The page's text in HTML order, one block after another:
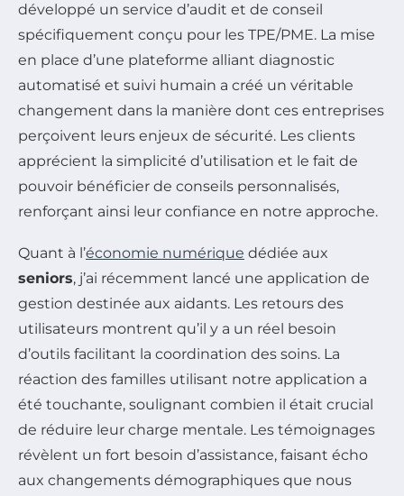
développé un service d’audit et de conseil
spécifiquement conçu pour les TPE/PME. La mise
en place d’une plateforme alliant diagnostic
automatisé et suivi humain a créé un véritable
changement dans la manière dont ces entreprises
perçoivent leurs enjeux de sécurité. Les clients
apprécient la simplicité d’utilisation et le fait de
pouvoir bénéficier de conseils personnalisés,
renforçant ainsi leur confiance en notre approche.
Quant à l’économie numérique dédiée aux
seniors, j’ai récemment lancé une application de
gestion destinée aux aidants. Les retours des
utilisateurs montrent qu’il y a un réel besoin
d’outils facilitant la coordination des soins. La
réaction des familles utilisant notre application a
été touchante, soulignant combien il était crucial
de réduire leur charge mentale. Les témoignages
révèlent un fort besoin d’assistance, faisant écho
aux changements démographiques que nous